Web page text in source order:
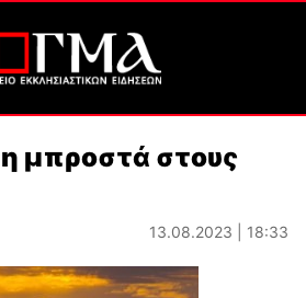
μπροστά στους
13.08.2023 | 18:33